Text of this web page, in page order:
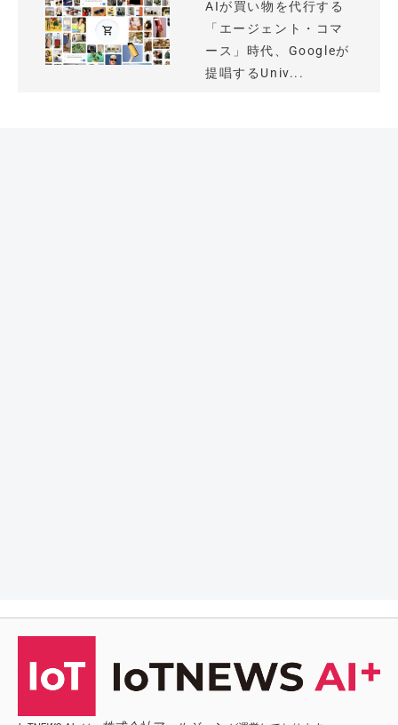
AIが買い物を代行する
「エージェント・コマ
ース」時代、Googleが
提唱するUniv...